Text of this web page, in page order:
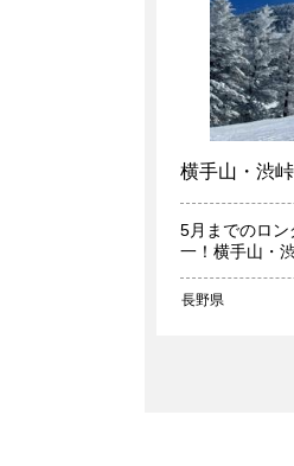
横手山・渋
5月までのロ
一！横手山・
長野県